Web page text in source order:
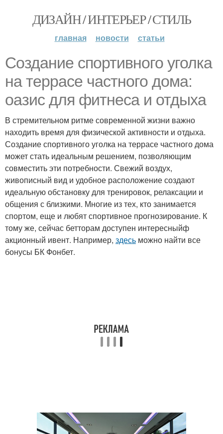
ДИЗАЙН / ИНТЕРЬЕР / СТИЛЬ
главная новости статьи
Создание спортивного уголка
на террасе частного дома:
оазис для фитнеса и отдыха
В стремительном ритме современной жизни важно
находить время для физической активности и отдыха.
Создание спортивного уголка на террасе частного дома
может стать идеальным решением, позволяющим
совместить эти потребности. Свежий воздух,
живописный вид и удобное расположение создают
идеальную обстановку для тренировок, релаксации и
общения с близкими. Многие из тех, кто занимается
спортом, еще и любят спортивное прогнозирование. К
тому же, сейчас бетторам доступен интересныйф
акционный ивент. Например, здесь можно найти все
бонусы БК Фонбет.